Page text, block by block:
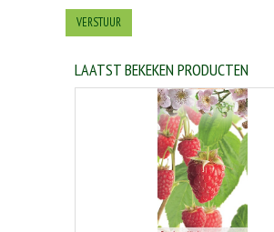
LAATST BEKEKEN PRODUCTEN